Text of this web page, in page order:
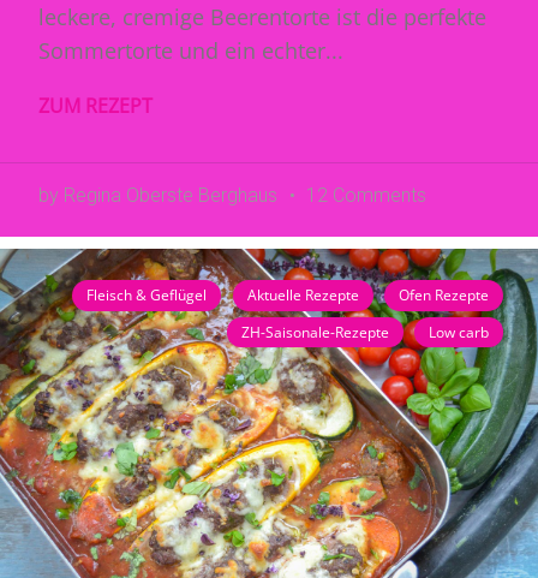
leckere, cremige Beerentorte ist die perfekte
Sommertorte und ein echter...
ZUM REZEPT
by Regina Oberste Berghaus 12 Comments
Fleisch & Geflügel Aktuelle Rezepte
Ofen Rezepte
ZH-Saisonale-Rezepte
Low carb